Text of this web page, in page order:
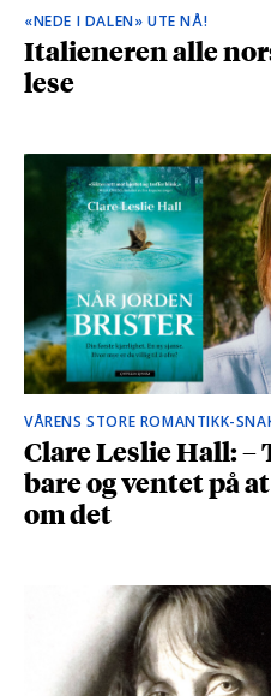
«NEDE I DALEN» UTE NÅ!
Italieneren alle
lese
VÅRENS STORE ROMANTIKK-
Clare Leslie Hall:
bare og ventet på
om det